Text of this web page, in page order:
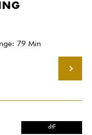
79 Min
dtF